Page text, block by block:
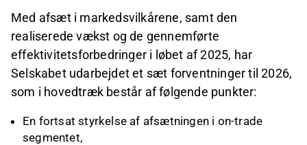
Med afsæt i markedsvilkårene, samt den
realiserede vækst og de gennemførte
effektivitetsforbedringer i løbet af 2025, har
Selskabet udarbejdet et sæt forventninger til 2026,
som i hovedtræk består af følgende punkter:
En fortsat styrkelse af afsætningen i on-trade
segmentet,